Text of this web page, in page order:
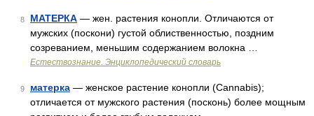
8 МАТЕРКА — жен. растения конопли. Отличаются от
мужских (поскони) густой облиственностью, поздним
созреванием, меньшим содержанием волокна …
Естествознание. Энциклопедический словарь
9 матерка — женское растение конопли (Cannabis);
отличается от мужского растения (посконь) более мощным